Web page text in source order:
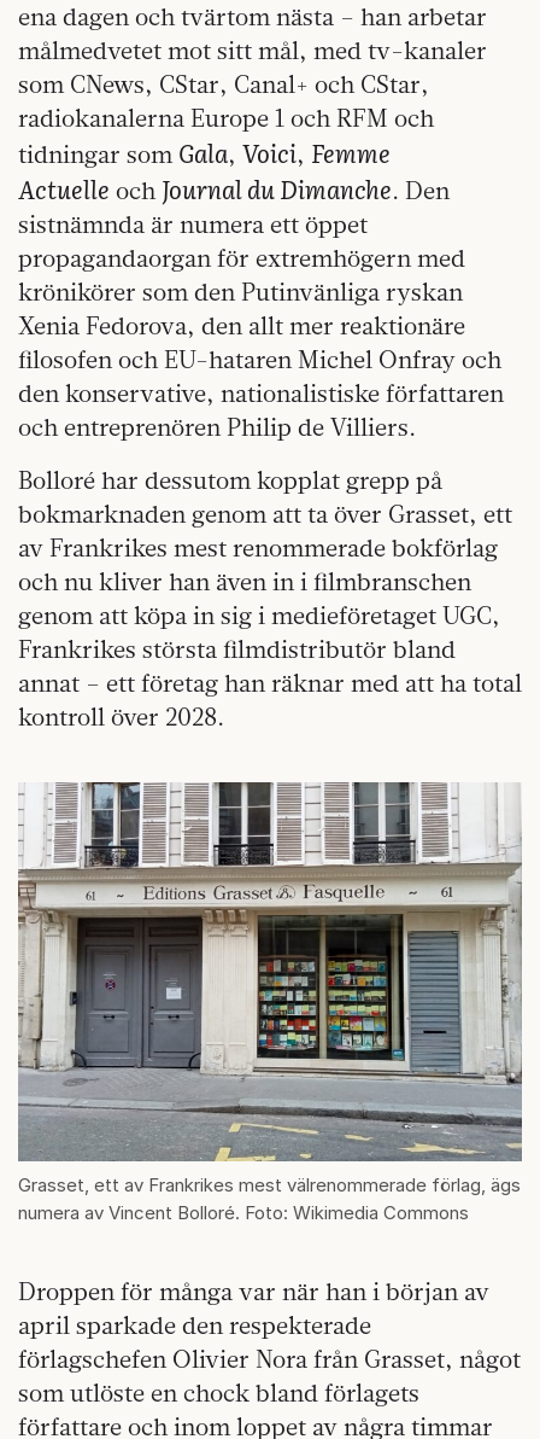
ena dagen och tvärtom nästa – han arbetar
målmedvetet mot sitt mål, med tv-kanaler
som CNews, CStar, Canal+ och CStar,
radiokanalerna Europe 1 och RFM och
tidningar som Gala, Voici, Femme
Actuelle och Journal du Dimanche. Den
sistnämnda är numera ett öppet
propagandaorgan för extremhögern med
krönikörer som den Putinvänliga ryskan
Xenia Fedorova, den allt mer reaktionäre
filosofen och EU-hataren Michel Onfray och
den konservative, nationalistiske författaren
och entreprenören Philip de Villiers.
Bolloré har dessutom kopplat grepp på
bokmarknaden genom att ta över Grasset, ett
av Frankrikes mest renommerade bokförlag
och nu kliver han även in i filmbranschen
genom att köpa in sig i medieföretaget UGC,
Frankrikes största filmdistributör bland
annat – ett företag han räknar med att ha total
kontroll över 2028.
Grasset, ett av Frankrikes mest välrenommerade förlag, ägs
numera av Vincent Bolloré. Foto: Wikimedia Commons
Droppen för många var när han i början av
april sparkade den respekterade
förlagschefen Olivier Nora från Grasset, något
som utlöste en chock bland förlagets
författare och inom loppet av några timmar